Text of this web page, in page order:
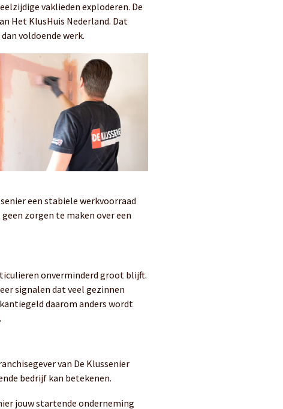
vaklieden exploderen. De
Het KlusHuis Nederland. Dat
voldoende werk.
een stabiele werkvoorraad
zorgen te maken over een
onverminderd groot blijft.
signalen dat veel gezinnen
daarom anders wordt
van De Klussenier
bedrijf kan betekenen.
jouw startende onderneming